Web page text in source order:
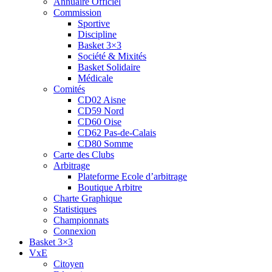
Commission
Sportive
Discipline
Basket 3×3
Société & Mixités
Basket Solidaire
Médicale
Comités
CD02 Aisne
CD59 Nord
CD60 Oise
CD62 Pas-de-Calais
CD80 Somme
Carte des Clubs
Arbitrage
Plateforme Ecole d’arbitrage
Boutique Arbitre
Charte Graphique
Statistiques
Championnats
Connexion
Basket 3×3
VxE
Citoyen